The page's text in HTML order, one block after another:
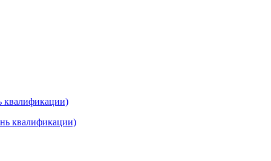
квалификации)
квалификации)